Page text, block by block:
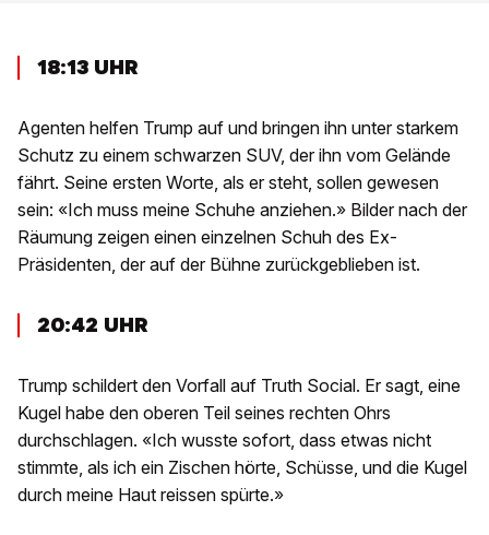
18:13 UHR
Agenten helfen Trump auf und bringen ihn unter starkem
Schutz zu einem schwarzen SUV, der ihn vom Gelände
fährt. Seine ersten Worte, als er steht, sollen gewesen
sein: «Ich muss meine Schuhe anziehen.» Bilder nach der
Räumung zeigen einen einzelnen Schuh des Ex-
Präsidenten, der auf der Bühne zurückgeblieben ist.
20:42 UHR
Trump schildert den Vorfall auf Truth Social. Er sagt, eine
Kugel habe den oberen Teil seines rechten Ohrs
durchschlagen. «Ich wusste sofort, dass etwas nicht
stimmte, als ich ein Zischen hörte, Schüsse, und die Kugel
durch meine Haut reissen spürte.»